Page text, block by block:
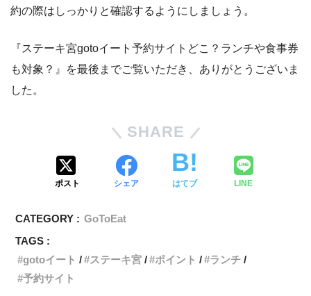
約の際はしっかりと確認するようにしましょう。
『ステーキ宮gotoイート予約サイトどこ？ランチや食事券
も対象？』を最後までご覧いただき、ありがとうございま
した。
SHARE
ポスト シェア はてブ LINE
CATEGORY : GoToEat
TAGS :
gotoイート
ステーキ宮 ポイント
ランチ
予約サイト